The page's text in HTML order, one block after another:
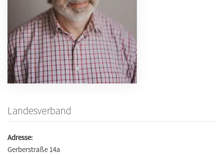
Landesverband
Adresse:
Gerberstraße 14a